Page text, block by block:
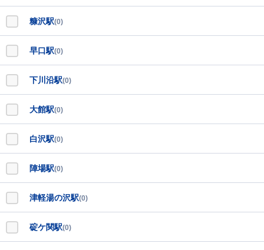
糠沢駅(0)
早口駅(0)
下川沿駅(0)
大館駅(0)
白沢駅(0)
陣場駅(0)
津軽湯の沢駅(0)
碇ケ関駅(0)